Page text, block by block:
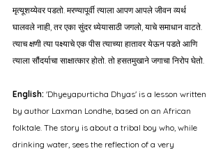
मृत्यूशय्येवर पडतो. मरण्यापूर्वी त्याला आपण आपले जीवन व्यर्थ
घालवले नाही, तर एका सुंदर ध्येयासाठी जगलो, याचे समाधान वाटते.
त्याच क्षणी त्या पक्ष्याचे एक पीस त्याच्या हातावर येऊन पडते आणि
त्याला सौंदर्याचा साक्षात्कार होतो. तो हसतमुखाने जगाचा निरोप घेतो.
English: 'Dhyeyapurticha Dhyas' is a lesson written
by author Laxman Londhe, based on an African
folktale. The story is about a tribal boy who, while
drinking water, sees the reflection of a very